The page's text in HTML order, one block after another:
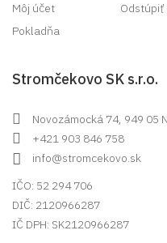
Môj účet
Odstúpiť
Pokladňa
Stromčekovo SK s.r.o.
Novozámocká 74, 949 05
+421 903 846 758
info@stromcekovo.sk
IČO: 52 294 706
DIČ: 2120966287
IČ DPH: SK2120966287